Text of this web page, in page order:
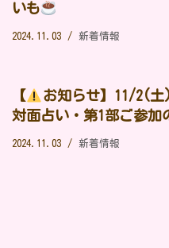
いも
2024.11.03 新着情報
【
お知らせ】11/2(
対面占い・第1部ご参加
2024.11.03 新着情報